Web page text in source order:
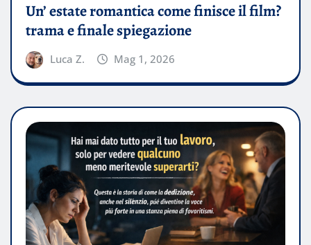
Un’ estate romantica come finisce il film?
trama e finale spiegazione
Luca Z. Mag 1, 2026